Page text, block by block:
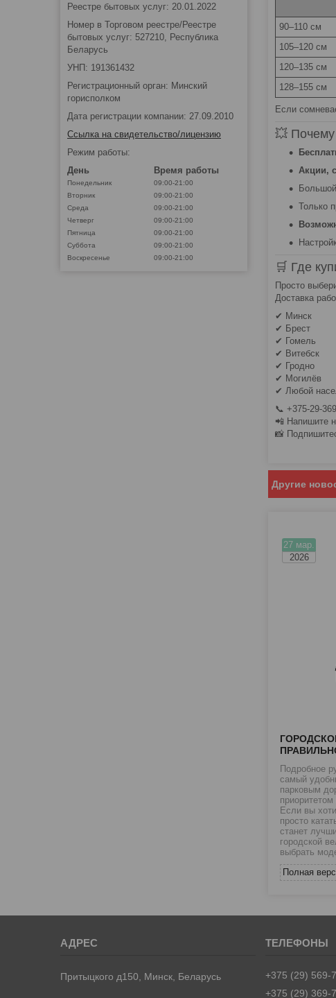
90–110 см
105–120 см
120–135 см
128–155 см
Если
💥
Акции,
Только
🛒 Где
Просто
Доставка
✔ Минск
✔ Брест
✔ Гомель
✔ Витебск
✔ Гродно
✔ Могилёв
✔ Любой
📞 +375-29-
📲 Напишите
📸
Другие
27 мар.
2026
Подробное
самый
парковым
Если вы
просто
станет
городской
выбрать
Полная
Реестре бытовых услуг: 20.01.2022
Номер в Торговом реестре/Реестре
бытовых услуг: 527210, Республика
Беларусь
УНП: 191361432
Регистрационный орган: Минский
горисполком
Дата регистрации компании: 27.09.2010
Ссылка на свидетельство/лицензию
Режим работы:
День
Время работы
Понедельник
09:00-21:00
Вторник
09:00-21:00
Среда
09:00-21:00
Четверг
09:00-21:00
Пятница
09:00-21:00
Суббота
09:00-21:00
Воскресенье
09:00-21:00
Притыцкого д150, Минск, Беларусь
+375 (29) 569-
+375 (29) 369-